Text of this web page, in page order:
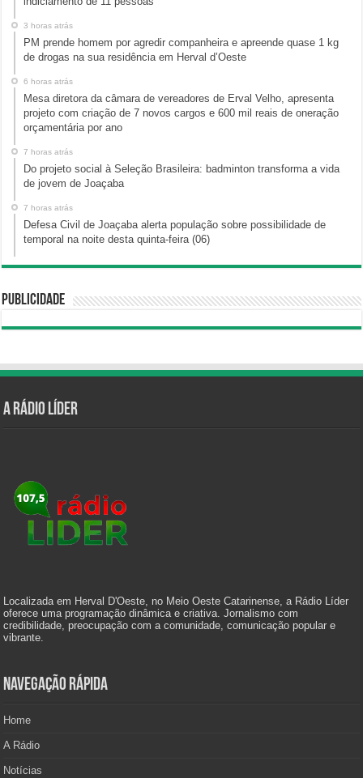
3 horas atrás
PM prende homem por agredir companheira e apreende quase 1 kg
de drogas na sua residência em Herval d’Oeste
6 horas atrás
Mesa diretora da câmara de vereadores de Erval Velho, apresenta
projeto com criação de 7 novos cargos e 600 mil reais de oneração
orçamentária por ano
7 horas atrás
Do projeto social à Seleção Brasileira: badminton transforma a vida
de jovem de Joaçaba
7 horas atrás
Defesa Civil de Joaçaba alerta população sobre possibilidade de
temporal na noite desta quinta-feira (06)
Publicidade
A Rádio Líder
Localizada em Herval D'Oeste, no Meio Oeste Catarinense, a Rádio Líder
oferece uma programação dinâmica e criativa. Jornalismo com
credibilidade, preocupação com a comunidade, comunicação popular e
vibrante.
Navegação Rápida
Home
A Rádio
Notícias